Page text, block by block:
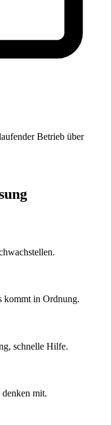
Betrieb über
kommt in Ordnung.
schnelle Hilfe.
mit.